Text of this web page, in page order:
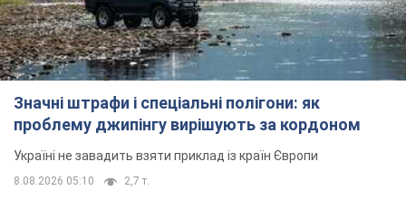
Значні штрафи і спеціальні полігони: як
проблему джипінгу вирішують за кордоном
Україні не завадить взяти приклад із країн Європи
8.08.2026 05:10 2,7 т.